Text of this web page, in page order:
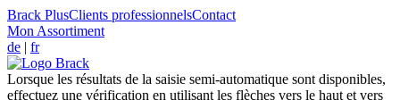
Brack PlusClients professionnelsContact
Mon Assortiment
de | fr
Lorsque les résultats de la saisie semi-automatique sont disponibles,
effectuez une vérification en utilisant les flèches vers le haut et vers